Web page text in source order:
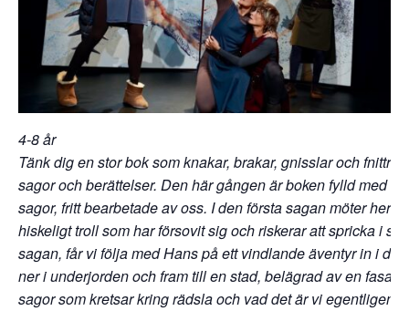
4-8 år
Tänk dig en stor bok som knakar, brakar, gnisslar och
sagor och berättelser. Den här gången är boken fylld med
sagor, fritt bearbetade av oss. I den första sagan möter
hiskeligt troll som har försovit sig och riskerar att spricka i
sagan, får vi följa med Hans på ett vindlande äventyr in i
ner i underjorden och fram till en stad, belägrad av en
sagor som kretsar kring rädsla och vad det är vi egentligen